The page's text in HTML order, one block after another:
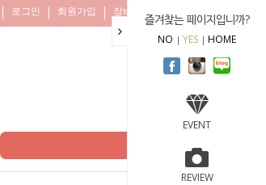
즐겨찾는 페이지입니까?
NO YES HOME
EVENT
REVIEW
로그인 회원가입 장바구니